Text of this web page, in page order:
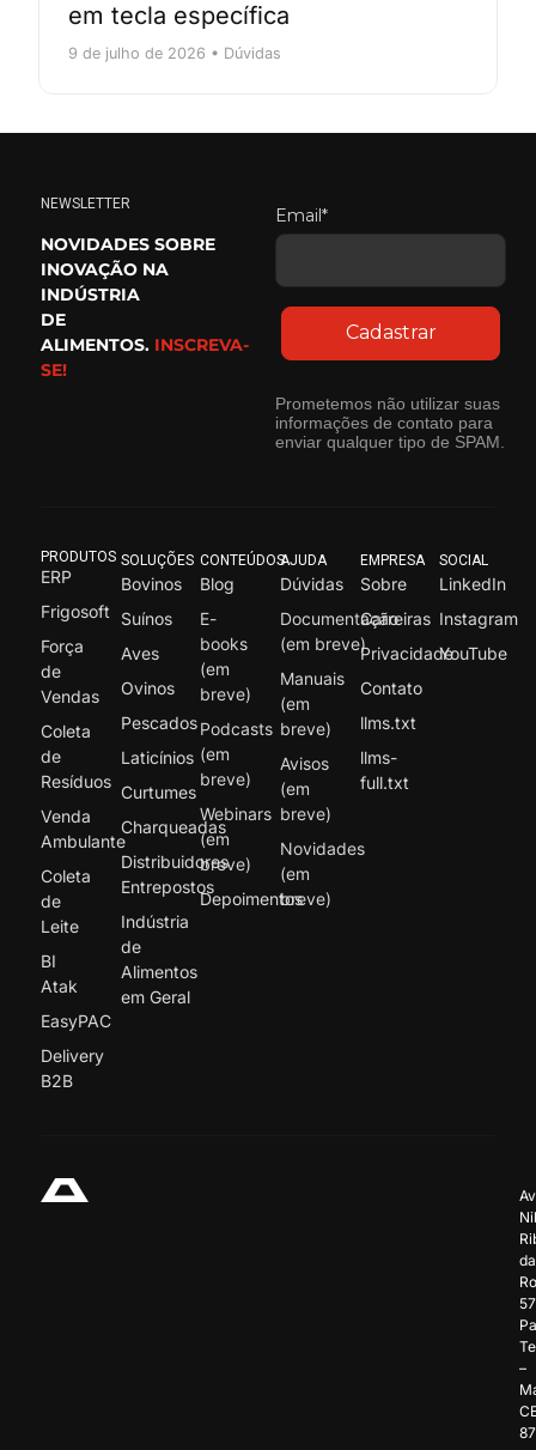
em tecla específica
9 de julho de 2026 • Dúvidas
NEWSLETTER
NOVIDADES SOBRE
INOVAÇÃO NA
INDÚSTRIA
DE
ALIMENTOS. INSCREVA-
SE!
Email*
Cadastrar
Prometemos não utilizar suas
informações de contato para
enviar qualquer tipo de SPAM.
PRODUTOS
ERP
Frigosoft
Força
de
Vendas
Coleta
de
Resíduos
Venda
Ambulante
Coleta
de
Leite
BI
Atak
EasyPAC
Delivery
B2B
SOLUÇÕES
Bovinos
Suínos
Aves
Ovinos
Pescados
Laticínios
Curtumes
Charqueadas
Distribuidores
Entrepostos
Indústria
de
Alimentos
em Geral
CONTEÚDOS
Blog
E-
books
(em
breve)
Podcasts
(em
breve)
Webinars
(em
breve)
Depoimentos
AJUDA
Dúvidas
Documentação
(em breve)
Manuais
(em
breve)
Avisos
(em
breve)
Novidades
(em
breve)
EMPRESA
Sobre
Carreiras
Privacidade
Contato
llms.txt
llms-
full.txt
SOCIAL
LinkedIn
Instagram
YouTube
da
–